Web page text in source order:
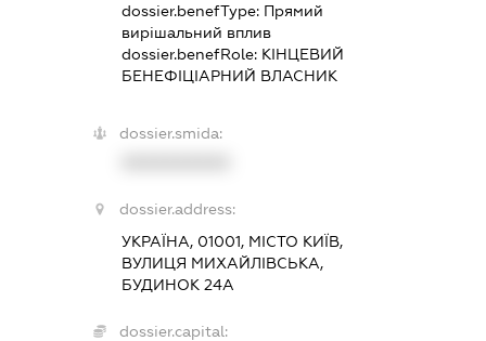
dossier.benefType: Прямий
вирішальний вплив
dossier.benefRole: КІНЦЕВИЙ
БЕНЕФІЦІАРНИЙ ВЛАСНИК
dossier.smida:
dossier.address:
УКРАЇНА, 01001, МІСТО КИЇВ,
ВУЛИЦЯ МИХАЙЛІВСЬКА,
БУДИНОК 24А
dossier.capital: